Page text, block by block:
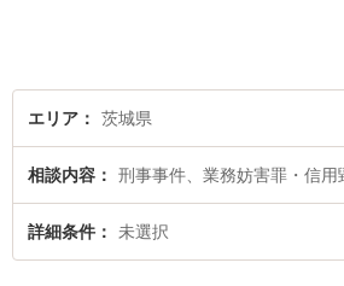
エリア 茨城県
相談内容 刑事事件、業務妨害罪・信用
詳細条件 未選択